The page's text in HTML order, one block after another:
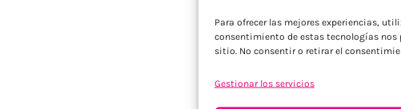
Para ofrecer las mejores experiencias,
consentimiento de estas tecnologías
sitio. No consentir o retirar el
Gestionar los servicios